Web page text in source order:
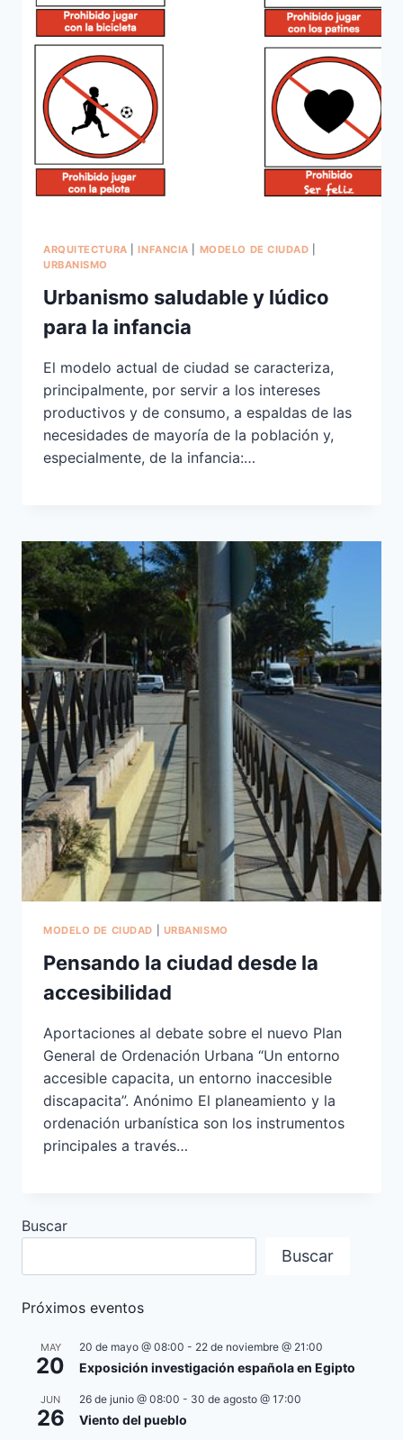
ARQUITECTURA |INFANCIA MODELO DE CIUDAD
URBANISMO
Urbanismo saludable y lúdico
para la infancia
El modelo actual de ciudad se caracteriza,
principalmente, por servir a los intereses
productivos y de consumo, a espaldas de las
necesidades de mayoría de la población y,
especialmente, de la infancia:…
MODELO DE CIUDAD URBANISMO
Pensando la ciudad desde la
accesibilidad
Aportaciones al debate sobre el nuevo Plan
General de Ordenación Urbana “Un entorno
accesible capacita, un entorno inaccesible
discapacita”. Anónimo El planeamiento y la
ordenación urbanística son los instrumentos
principales a través…
Buscar
Buscar
Próximos eventos
MAY
20
20 de mayo @ 08:00 - 22 de noviembre @ 21:00
Exposición investigación española en Egipto
JUN
26
26 de junio @ 08:00 - 30 de agosto @ 17:00
Viento del pueblo